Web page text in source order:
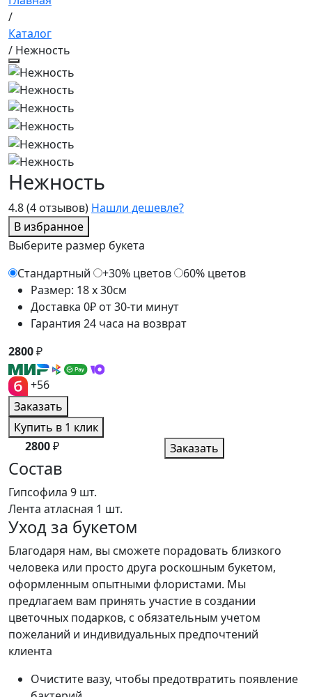
/
Каталог
/ Нежность
4.8(4 отзывов) Нашли дешевле?
В избранное
Нежность
Выберите размер букета
Стандартный
+30% цветов
60% цветов
Размер: 18 x 30см
Доставка 0₽ от 30-ти минут
Гарантия 24 часа на возврат
2800₽
+56
Заказать
Купить в 1 клик
2800₽ Заказать
Состав
Гипсофила 9 шт.
Лента атласная 1 шт.
Уход за букетом
Благодаря нам, вы сможете порадовать близкого
человека или просто друга роскошным букетом,
оформленным опытными флористами. Мы
предлагаем вам принять участие в создании
цветочных подарков, с обязательным учетом
пожеланий и индивидуальных предпочтений
клиента
Очистите вазу, чтобы предотвратить появление